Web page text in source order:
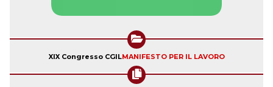
XIX Congresso CGILMANIFESTO PER IL LAVORO